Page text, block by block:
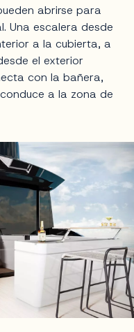
abrirse para
Una escalera desde
a la cubierta, a
el exterior
con la bañera,
a la zona de